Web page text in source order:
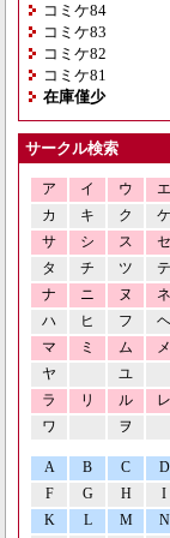
コミケ84
コミケ83
コミケ82
コミケ81
在庫僅少
サークル検索
ア イ ウ エ
カ
キ ク ケ
サ
シ ス セ
タ
チ ツ テ
ナ
ニ ヌ ネ
ハ
ヒ フ ヘ
マ
ミ ム メ
ヤ
ユ
ラ
リ ル レ
ワ
ヲ
A B C D
F
G H I
K
L M N